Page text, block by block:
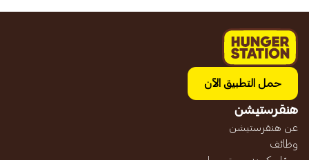
حمل التطبيق الآن
هنقرستيشن
عن هنقرستيشن
وظائف